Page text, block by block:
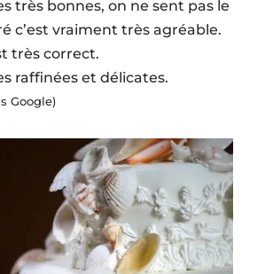
très bonnes, on ne sent pas le
c’est vraiment très agréable.
très correct.
raffinées et délicates.
Google)